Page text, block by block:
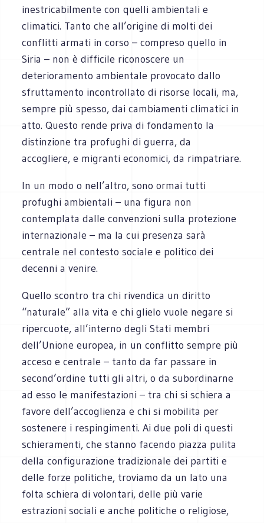
inestricabilmente con quelli ambientali e
climatici. Tanto che all’origine di molti dei
conflitti armati in corso – compreso quello in
Siria – non è difficile riconoscere un
deterioramento ambientale provocato dallo
sfruttamento incontrollato di risorse locali, ma,
sempre più spesso, dai cambiamenti climatici in
atto. Questo rende priva di fondamento la
distinzione tra profughi di guerra, da
accogliere, e migranti economici, da rimpatriare.
In un modo o nell’altro, sono ormai tutti
profughi ambientali – una figura non
contemplata dalle convenzioni sulla protezione
internazionale – ma la cui presenza sarà
centrale nel contesto sociale e politico dei
decenni a venire.
Quello scontro tra chi rivendica un diritto
“naturale” alla vita e chi glielo vuole negare si
ripercuote, all’interno degli Stati membri
dell’Unione europea, in un conflitto sempre più
acceso e centrale – tanto da far passare in
second’ordine tutti gli altri, o da subordinarne
ad esso le manifestazioni – tra chi si schiera a
favore dell’accoglienza e chi si mobilita per
sostenere i respingimenti. Ai due poli di questi
schieramenti, che stanno facendo piazza pulita
della configurazione tradizionale dei partiti e
delle forze politiche, troviamo da un lato una
folta schiera di volontari, delle più varie
estrazioni sociali e anche politiche o religiose,